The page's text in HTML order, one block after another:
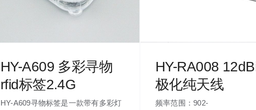
HY-A609 多彩寻物
rfid标签2.4G
HY-A609寻物标签是一款带有多彩灯
HY-RA008
极化纯天线
频率范围：902-